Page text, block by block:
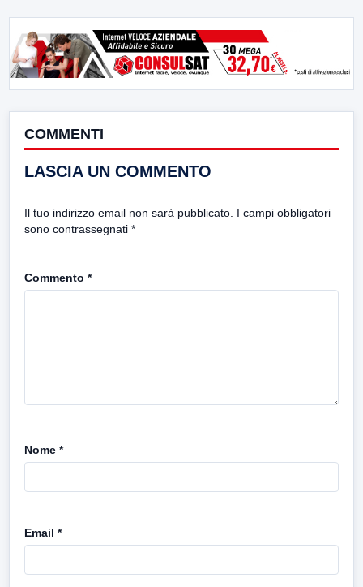
COMMENTI
LASCIA UN COMMENTO
Il tuo indirizzo email non sarà pubblicato. I campi obbligatori
sono contrassegnati *
Commento *
Nome *
Email *